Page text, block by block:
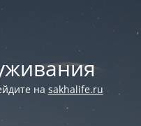
на sakhalife.ru